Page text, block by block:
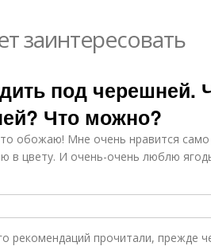
заинтересовать
под черешней.
Что можно?
обожаю! Мне очень нравится само
в цвету. И очень-очень люблю
рекомендаций прочитали, прежде